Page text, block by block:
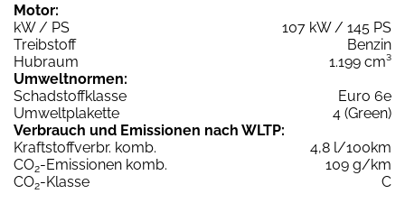
Motor:
kW / PS
107 kW / 145 PS
Treibstoff
Benzin
Hubraum
1.199 cm³
Umweltnormen:
Schadstoffklasse
Euro 6e
Umweltplakette
4 (Green)
Verbrauch und Emissionen nach WLTP:
Kraftstoffverbr. komb.
4,8 l/100km
CO2-Emissionen komb.
109 g/km
CO2-Klasse
C